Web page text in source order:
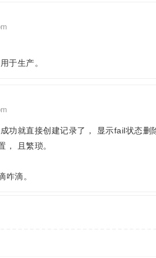
于生产。
功就直接创建记录了， 显示fail状态删
， 且繁琐。
咋滴。